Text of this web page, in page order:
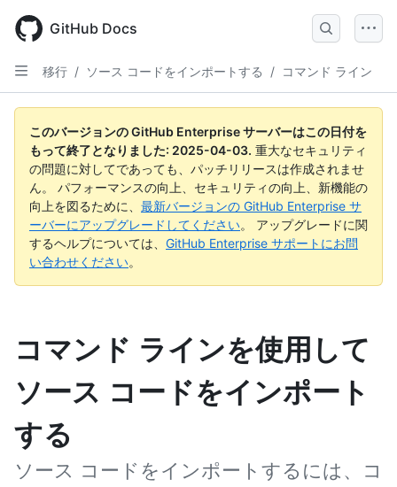
main
content
GitHub Docs
移行 / ソース コードをインポートする / コマンド ライン
このバージョンの GitHub Enterprise サーバーはこの日付を
もって終了となりました: 2025-04-03. 重大なセキュリティ
の問題に対してであっても、パッチリリースは作成されませ
ん。 パフォーマンスの向上、セキュリティの向上、新機能の
向上を図るために、 最新バージョンの GitHub Enterprise サ
ーバーにアップグレードしてください。 アップグレードに関
するヘルプについては、 GitHub Enterprise サポートにお問
い合わせください。
コマンド ラインを使用して
ソース コードをインポート
する
ソース コードをインポートするには、コ